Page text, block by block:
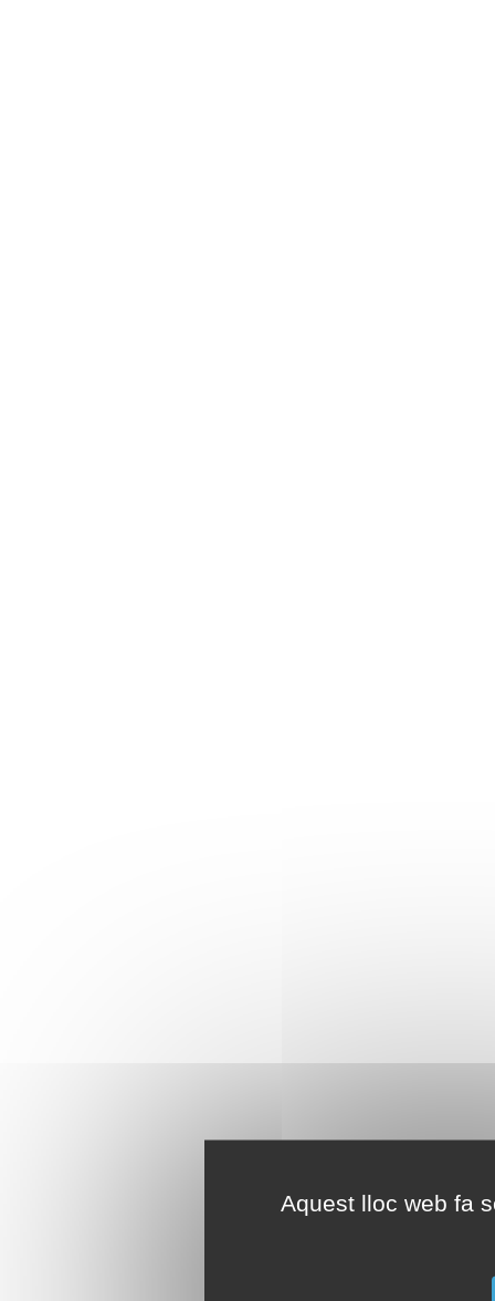
Aquest lloc web fa